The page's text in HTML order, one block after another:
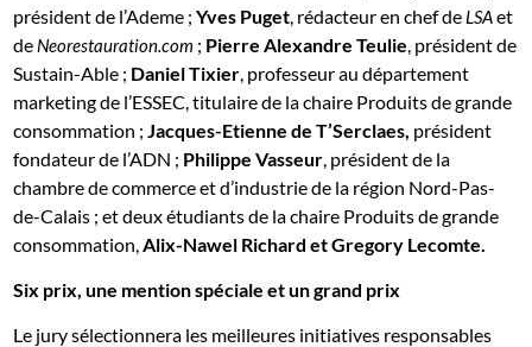
président de l’Ademe ;Yves Puget, rédacteur en chef de LSAet
de Neorestauration.com ; Pierre Alexandre Teulie, président de
Sustain-Able ; Daniel Tixier, professeur au département
marketing de l’ESSEC, titulaire de la chaire Produits de grande
consommation ;Jacques-Etienne de T’Serclaes, président
fondateur de l’ADN ; Philippe Vasseur, président de la
chambre de commerce et d’industrie de la région Nord-Pas-
de-Calais ; et deux étudiants de la chaire Produits de grande
consommation,Alix-Nawel Richard et Gregory Lecomte.
Six prix, une mention spéciale et un grand prix
Le jury sélectionnera les meilleures initiatives responsables